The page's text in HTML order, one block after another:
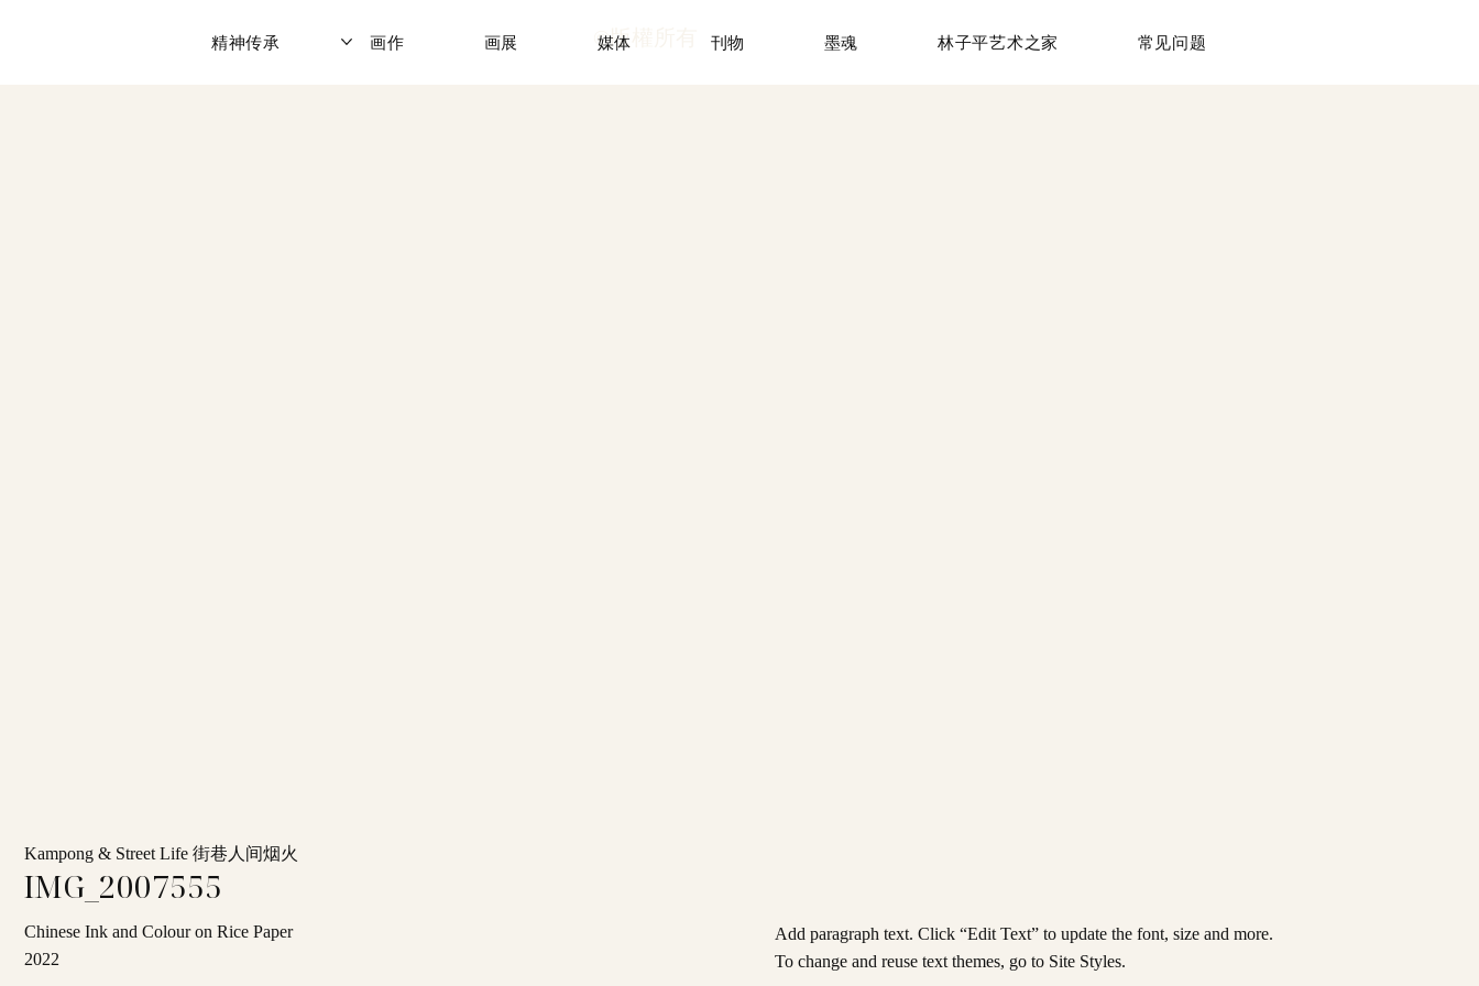
©版權所有
精神传承 画作 画展 媒体 刊物 墨魂 林子平艺术之家 常见问题
Add paragraph text. Click “Edit Text” to update the font, size and more.
To change and reuse text themes, go to Site Styles.
Kampong & Street Life 街巷人间烟火
IMG_2007555
Chinese Ink and Colour on Rice Paper
2022